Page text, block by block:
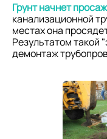
Грунт начнет
канализационной
местах она
Результатом такой
демонтаж